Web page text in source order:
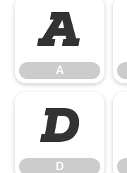
A
A
D
D